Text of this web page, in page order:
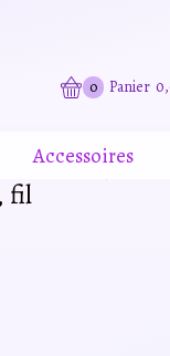
0 Panier
Accessoires
fil